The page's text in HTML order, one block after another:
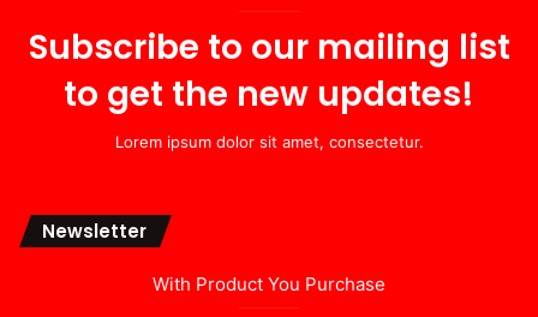
Subscribe to our mailing list
to get the new updates!
Lorem ipsum dolor sit amet, consectetur.
Newsletter
With Product You Purchase